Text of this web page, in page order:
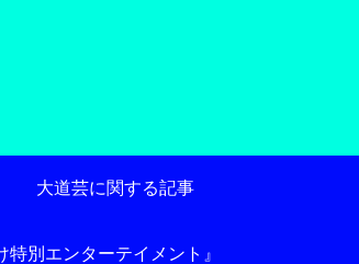
大道芸に関する記事
別エンターテイメント』